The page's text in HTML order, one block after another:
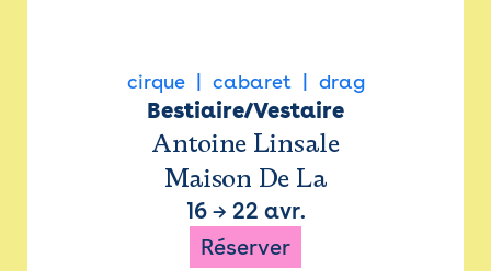
cirque cabaret drag
Bestiaire/Vestaire
Antoine Linsale
Maison De La
16→ 22 avr.
Réserver